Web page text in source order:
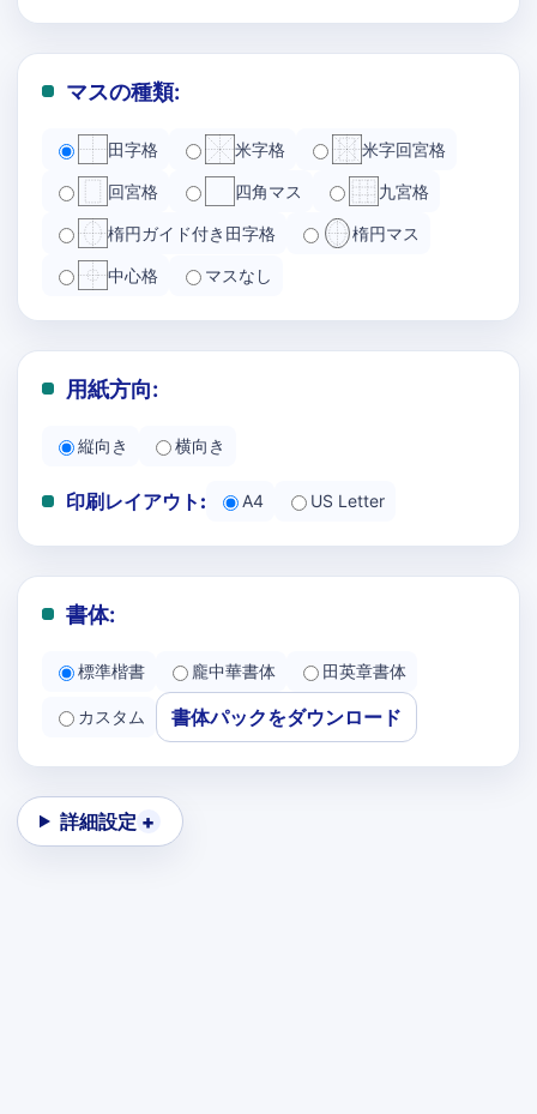
マスの種類:
田字格 米字格 米字回宮格
回宮格 四角マス 九宮格
楕円ガイド付き田字格 楕円マス
中心格 マスなし
用紙方向:
縦向き 横向き
印刷レイアウト: A4 US Letter
書体:
標準楷書 龐中華書体 田英章書体
カスタム 書体パックをダウンロード
詳細設定